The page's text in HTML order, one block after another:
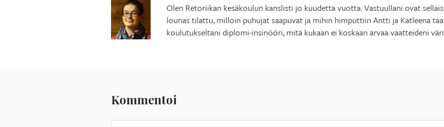
Olen Retoriikan kesäkoulun kanslisti jo kuudetta vuotta. Vastuullani ovat
lounas tilattu, milloin puhujat saapuvat ja mihin himputtiin Antti ja Katleena
koulutukseltani diplomi-insinööri, mitä kukaan ei koskaan arvaa vaatteideni
Kommentoi